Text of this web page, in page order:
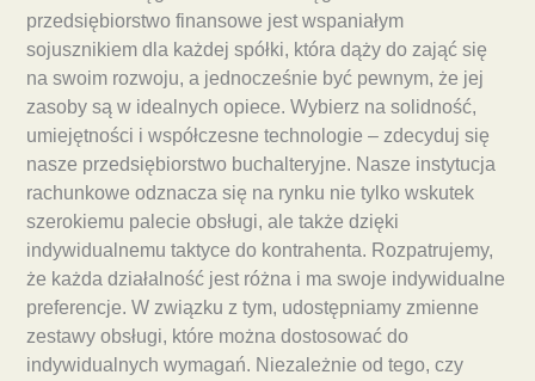
przedsiębiorstwo finansowe jest wspaniałym
sojusznikiem dla każdej spółki, która dąży do zająć się
na swoim rozwoju, a jednocześnie być pewnym, że jej
zasoby są w idealnych opiece. Wybierz na solidność,
umiejętności i współczesne technologie – zdecyduj się
nasze przedsiębiorstwo buchalteryjne. Nasze instytucja
rachunkowe odznacza się na rynku nie tylko wskutek
szerokiemu palecie obsługi, ale także dzięki
indywidualnemu taktyce do kontrahenta. Rozpatrujemy,
że każda działalność jest różna i ma swoje indywidualne
preferencje. W związku z tym, udostępniamy zmienne
zestawy obsługi, które można dostosować do
indywidualnych wymagań. Niezależnie od tego, czy